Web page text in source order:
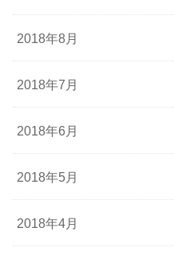
2018年8月
2018年7月
2018年6月
2018年5月
2018年4月